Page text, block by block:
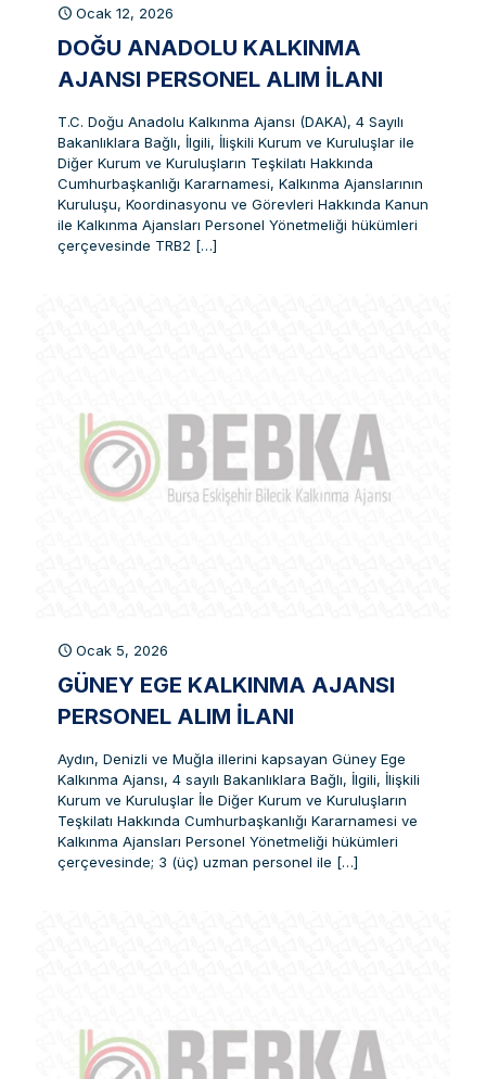
Ocak 12, 2026
DOĞU ANADOLU KALKINMA
AJANSI PERSONEL ALIM İLANI
T.C. Doğu Anadolu Kalkınma Ajansı (DAKA), 4 Sayılı
Bakanlıklara Bağlı, İlgili, İlişkili Kurum ve Kuruluşlar ile
Diğer Kurum ve Kuruluşların Teşkilatı Hakkında
Cumhurbaşkanlığı Kararnamesi, Kalkınma Ajanslarının
Kuruluşu, Koordinasyonu ve Görevleri Hakkında Kanun
ile Kalkınma Ajansları Personel Yönetmeliği hükümleri
çerçevesinde TRB2 […]
Ocak 5, 2026
GÜNEY EGE KALKINMA AJANSI
PERSONEL ALIM İLANI
Aydın, Denizli ve Muğla illerini kapsayan Güney Ege
Kalkınma Ajansı, 4 sayılı Bakanlıklara Bağlı, İlgili, İlişkili
Kurum ve Kuruluşlar İle Diğer Kurum ve Kuruluşların
Teşkilatı Hakkında Cumhurbaşkanlığı Kararnamesi ve
Kalkınma Ajansları Personel Yönetmeliği hükümleri
çerçevesinde; 3 (üç) uzman personel ile […]